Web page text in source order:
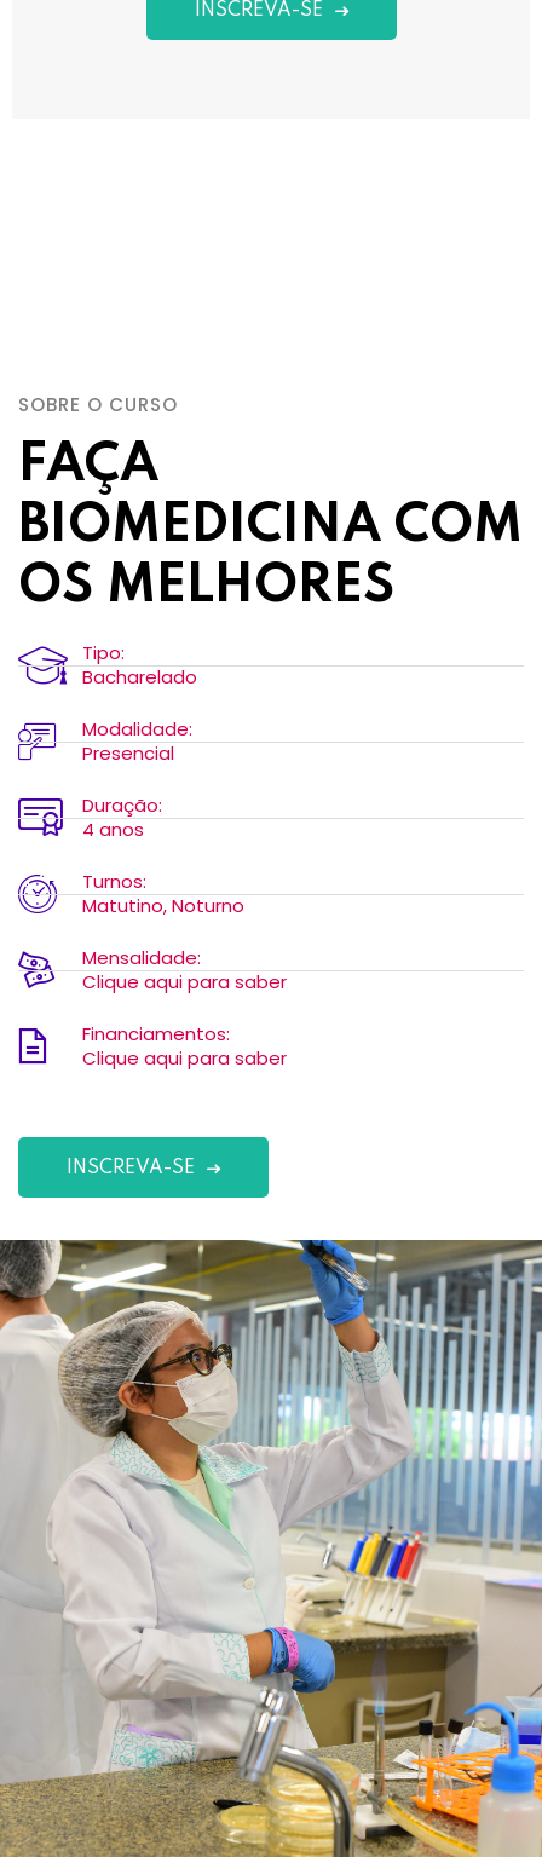
INSCREVA-SE
SOBRE O CURSO
FAÇA
BIOMEDICINA COM
OS MELHORES
Tipo:
Bacharelado
Modalidade:
Presencial
Duração:
4 anos
Turnos:
Matutino, Noturno
Mensalidade:
Clique aqui para saber
Financiamentos:
Clique aqui para saber
INSCREVA-SE